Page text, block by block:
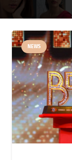
NEWS